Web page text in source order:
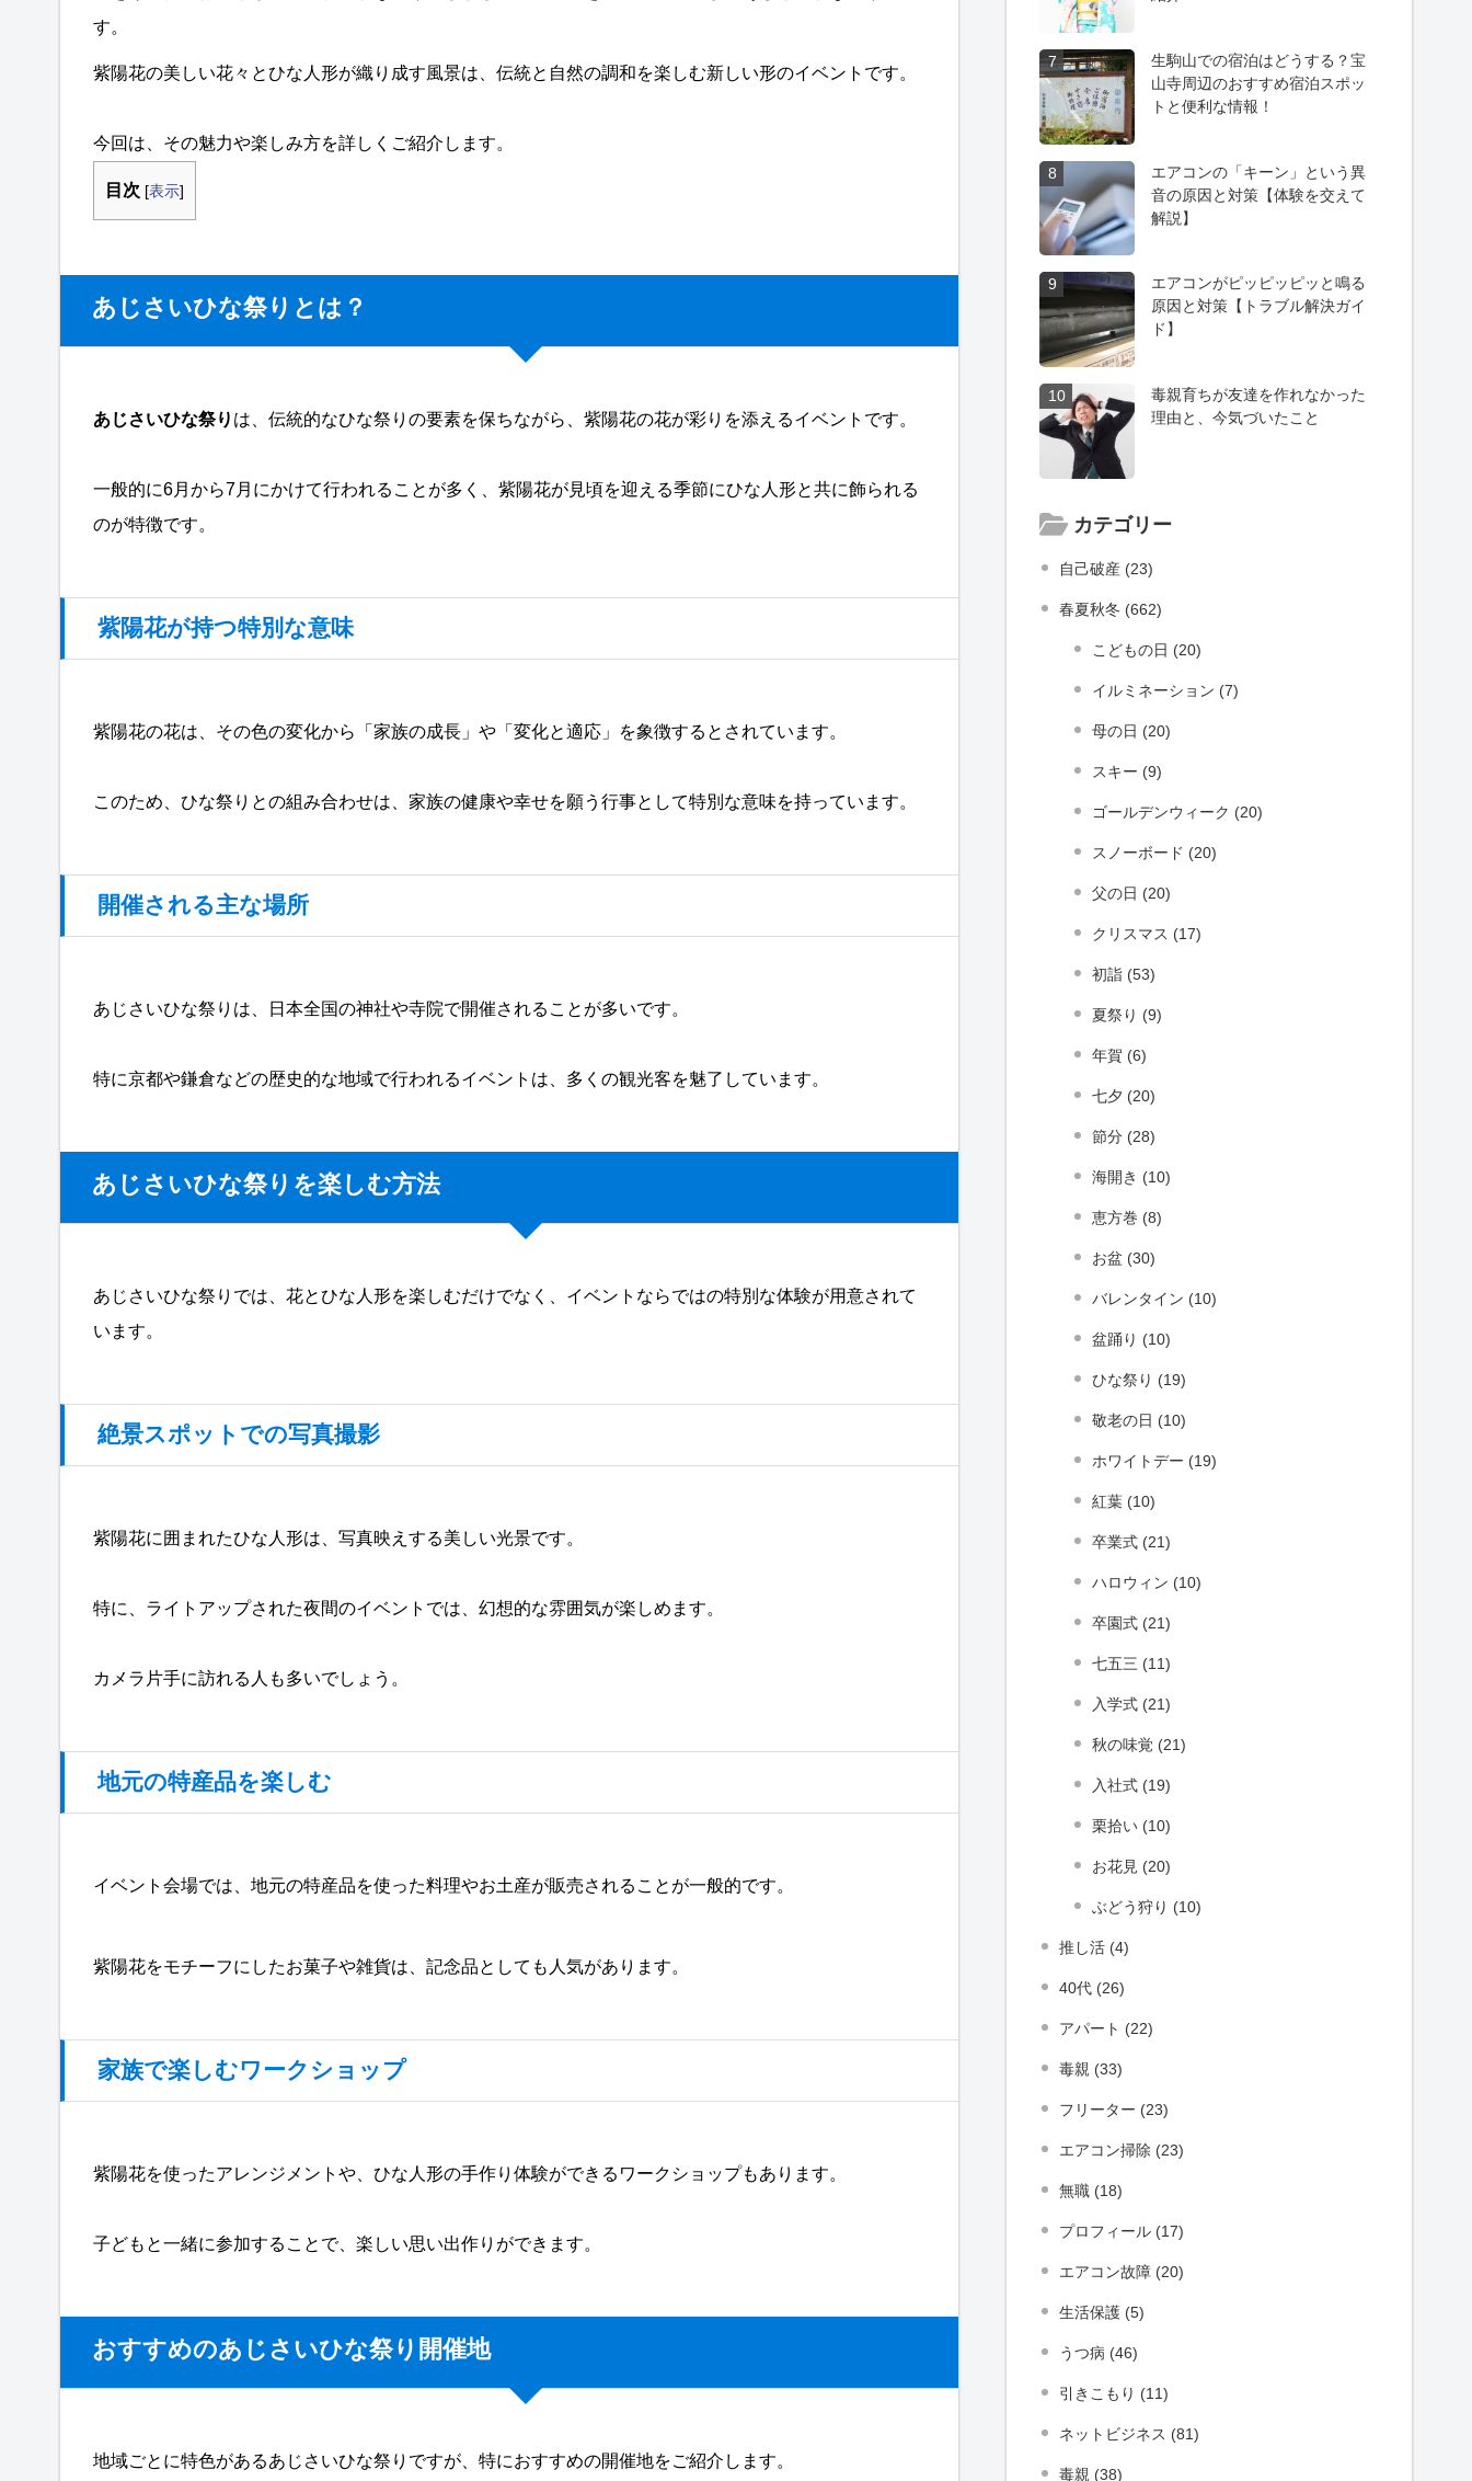
す。
紫陽花の美しい花々とひな人形が織り成す風景は、伝統と自然の調和を楽しむ新しい形のイベントです。
今回は、その魅力や楽しみ方を詳しくご紹介します。
目次 [表示]
あじさいひな祭りとは？
あじさいひな祭り は、伝統的なひな祭りの要素を保ちながら、紫陽花の花が彩りを添えるイベントです。
一般的に6月から7月にかけて行われることが多く、紫陽花が見頃を迎える季節にひな人形と共に飾られる
のが特徴です。
紫陽花が持つ特別な意味
紫陽花の花は、その色の変化から「家族の成長」や「変化と適応」を象徴するとされています。
このため、ひな祭りとの組み合わせは、家族の健康や幸せを願う行事として特別な意味を持っています。
開催される主な場所
あじさいひな祭りは、日本全国の神社や寺院で開催されることが多いです。
特に京都や鎌倉などの歴史的な地域で行われるイベントは、多くの観光客を魅了しています。
あじさいひな祭りを楽しむ方法
あじさいひな祭りでは、花とひな人形を楽しむだけでなく、イベントならではの特別な体験が用意されて
います。
絶景スポットでの写真撮影
紫陽花に囲まれたひな人形は、写真映えする美しい光景です。
特に、ライトアップされた夜間のイベントでは、幻想的な雰囲気が楽しめます。
カメラ片手に訪れる人も多いでしょう。
地元の特産品を楽しむ
イベント会場では、地元の特産品を使った料理やお土産が販売されることが一般的です。
紫陽花をモチーフにしたお菓子や雑貨は、記念品としても人気があります。
家族で楽しむワークショップ
紫陽花を使ったアレンジメントや、ひな人形の手作り体験ができるワークショップもあります。
子どもと一緒に参加することで、楽しい思い出作りができます。
おすすめのあじさいひな祭り開催地
地域ごとに特色があるあじさいひな祭りですが、特におすすめの開催地をご紹介します。
7
生駒山での宿泊はどうする？宝
山寺周辺のおすすめ宿泊スポッ
トと便利な情報！
8
エアコンの「キーン」という異
音の原因と対策【体験を交えて
解説】
9
エアコンがピッピッピッと鳴る
原因と対策【トラブル解決ガイ
ド】
10
毒親育ちが友達を作れなかった
理由と、今気づいたこと
カテゴリー
自己破産 (23)
春夏秋冬 (662)
こどもの日 (20)
イルミネーション (7)
母の日 (20)
スキー (9)
ゴールデンウィーク (20)
スノーボード (20)
父の日 (20)
クリスマス (17)
初詣 (53)
夏祭り (9)
年賀 (6)
七夕 (20)
節分 (28)
海開き (10)
恵方巻 (8)
お盆 (30)
バレンタイン (10)
盆踊り (10)
ひな祭り (19)
敬老の日 (10)
ホワイトデー (19)
紅葉 (10)
卒業式 (21)
ハロウィン (10)
卒園式 (21)
七五三 (11)
入学式 (21)
秋の味覚 (21)
入社式 (19)
栗拾い (10)
お花見 (20)
ぶどう狩り (10)
推し活 (4)
40代 (26)
アパート (22)
毒親 (33)
フリーター (23)
エアコン掃除 (23)
無職 (18)
プロフィール (17)
エアコン故障 (20)
生活保護 (5)
うつ病 (46)
引きこもり (11)
ネットビジネス (81)
毒親 (38)